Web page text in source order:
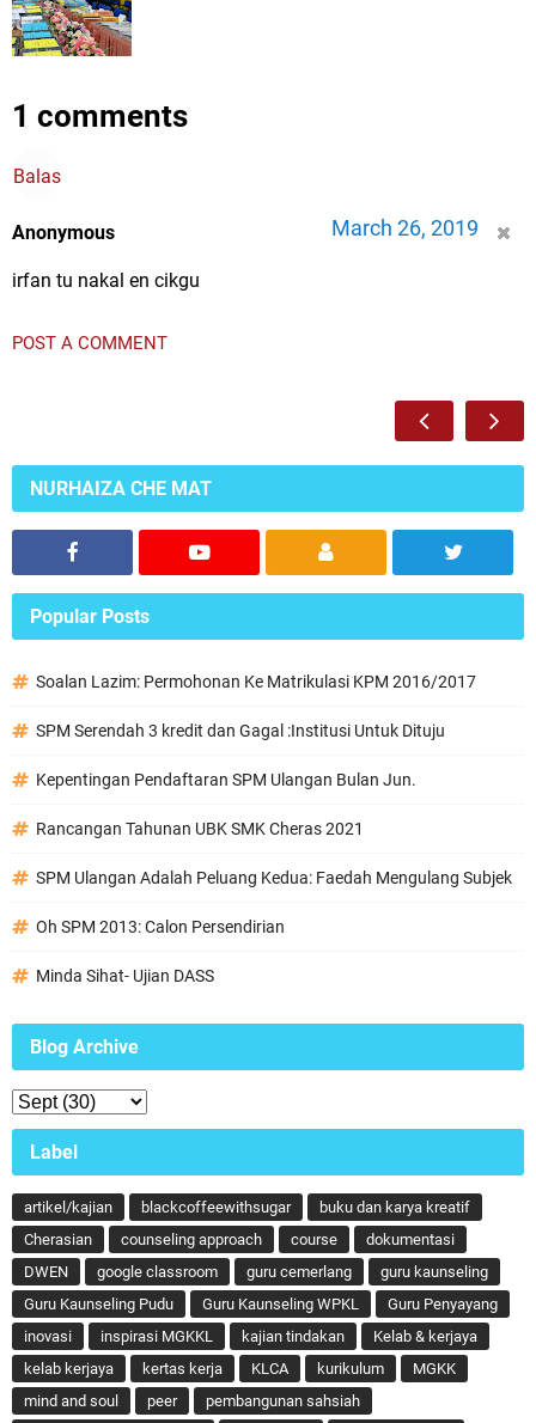
1 comments
Balas
Anonymous March 26, 2019
irfan tu nakal en cikgu
POST A COMMENT
NURHAIZA CHE MAT
Popular Posts
Soalan Lazim: Permohonan Ke Matrikulasi KPM 2016/2017
SPM Serendah 3 kredit dan Gagal :Institusi Untuk Dituju
Kepentingan Pendaftaran SPM Ulangan Bulan Jun.
Rancangan Tahunan UBK SMK Cheras 2021
SPM Ulangan Adalah Peluang Kedua: Faedah Mengulang Subjek
Oh SPM 2013: Calon Persendirian
Minda Sihat- Ujian DASS
Blog Archive
Label
artikel/kajian blackcoffeewithsugar
buku dan karya kreatif
Cherasian
counseling approach course
dokumentasi
DWEN
google classroom guru cemerlang
guru kaunseling
Guru Kaunseling Pudu
Guru Kaunseling WPKL
Guru Penyayang
inovasi
inspirasi MGKKL kajian tindakan
Kelab & kerjaya
kelab kerjaya
kertas kerja KLCA kurikulum
MGKK
mind and soul
peer
pembangunan sahsiah